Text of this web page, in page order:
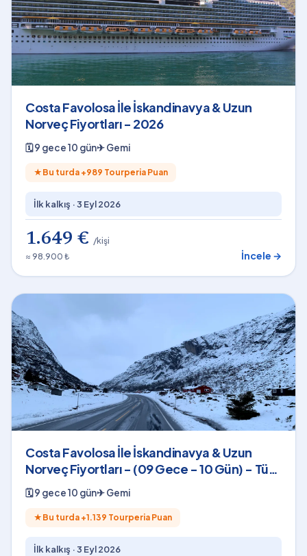
Costa Favolosa İle İskandinavya & Uzun
Norveç Fiyortları - 2026
🗓9 gece 10 gün✈Gemi
★ Bu turda +989 Tourperia Puan
İlk kalkış ·3 Eyl 2026
1.649 € /kişi
≈ 98.900 ₺
İncele →
Costa Favolosa İle İskandinavya & Uzun
Norveç Fiyortları - (09 Gece - 10 Gün) - Tüm
Turlar Dahil
🗓9 gece 10 gün✈Gemi
★ Bu turda +1.139 Tourperia Puan
İlk kalkış ·3 Eyl 2026